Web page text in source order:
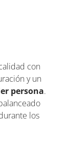
con
y un
persona.
los